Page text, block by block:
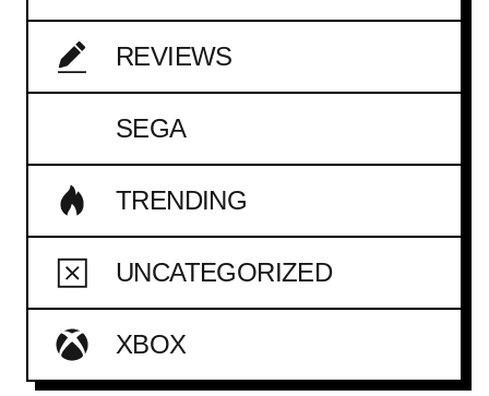
REVIEWS
SEGA
TRENDING
UNCATEGORIZED
XBOX